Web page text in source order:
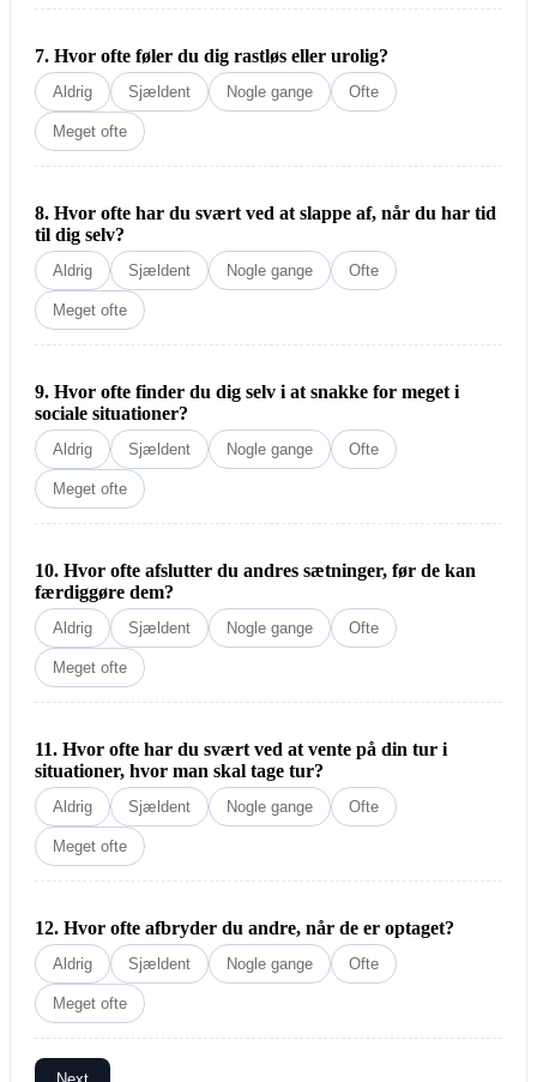
7. Hvor ofte føler du dig rastløs eller urolig?
Aldrig Sjældent Nogle gange Ofte
Meget ofte
8. Hvor ofte har du svært ved at slappe af, når du har tid
til dig selv?
Aldrig Sjældent Nogle gange Ofte
Meget ofte
9. Hvor ofte finder du dig selv i at snakke for meget i
sociale situationer?
Aldrig Sjældent Nogle gange Ofte
Meget ofte
10. Hvor ofte afslutter du andres sætninger, før de kan
færdiggøre dem?
Aldrig Sjældent Nogle gange Ofte
Meget ofte
11. Hvor ofte har du svært ved at vente på din tur i
situationer, hvor man skal tage tur?
Aldrig Sjældent Nogle gange Ofte
Meget ofte
12. Hvor ofte afbryder du andre, når de er optaget?
Aldrig Sjældent Nogle gange Ofte
Meget ofte